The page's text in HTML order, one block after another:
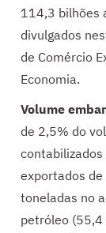
114,3 bilhões
divulgados
de Comércio
Economia.
Volume
de 2,5% do
exportados
toneladas no
petróleo (55,4